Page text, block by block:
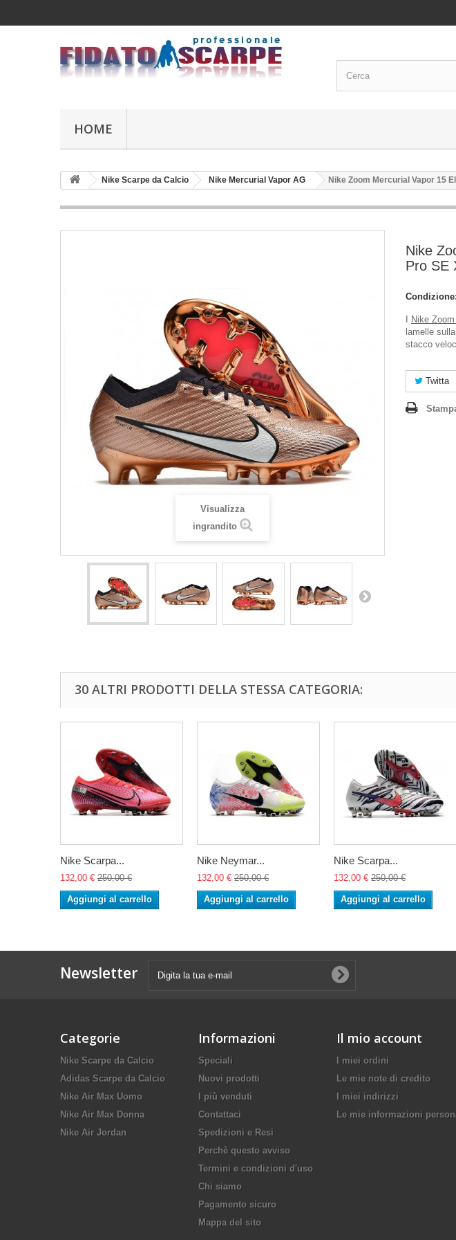
HOME
Nike Scarpe da Calcio Nike Mercurial Vapor AG Nike Zoom Mercurial Vapor 15
Visualizza
ingrandito
Nike
Pro SE
Condizione:
Nike
lamelle
stacco
Twitta
30 ALTRI PRODOTTI DELLA STESSA CATEGORIA:
Nike Scarpa...
132,00 € 250,00 €
Aggiungi al carrello
Nike Neymar...
132,00 € 250,00 €
Aggiungi al carrello
Nike Scarpa...
132,00 € 250,00 €
Aggiungi al carrello
Newsletter
Categorie
Nike Scarpe da Calcio
Adidas Scarpe da Calcio
Nike Air Max Uomo
Nike Air Max Donna
Nike Air Jordan
Informazioni
Speciali
Nuovi prodotti
I più venduti
Contattaci
Spedizioni e Resi
Perchè questo avviso
Termini e condizioni d'uso
Chi siamo
Pagamento sicuro
Mappa del sito
Il mio account
I miei ordini
Le mie note di credito
I miei indirizzi
Le mie informazioni